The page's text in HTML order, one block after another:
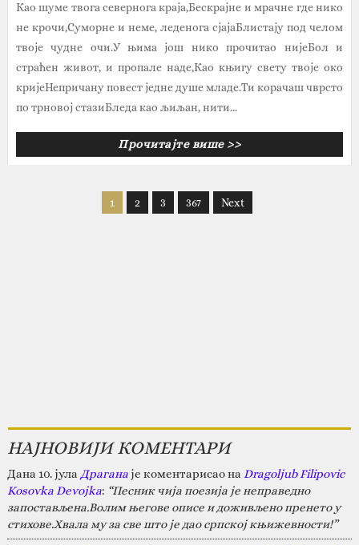
Као шуме твога севернога краја,Бескрајне и мрачне где нико
не крочи,Суморне и неме, леденога сјајаБлистају под челом
твоје чудне очи.У њима још нико прочитао нијеБол и
страћен живот, и пропале наде,Као књигу свету твоје око
кријеНепричану повест једне душе младе.Ти корачаш чврсто
по трновој стазиБледа као љиљан, нити...
Прочитајте више >>
1 2 3 367 Next
НАЈНОВИЈИ КОМЕНТАРИ
Дана 10. јула Драганаје коментарисао на Dragoljub Filipovic
Kosovka Devojka: “Песник чија поезија је неправедно
запостављена.Волим његове описе и доживљено пренето у
стихове.Хвала му за све што је дао српској књижевности!”